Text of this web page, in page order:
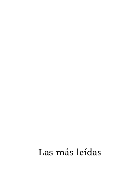
Las más leídas